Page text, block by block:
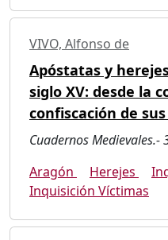
VIVO, Alfonso de
Apóstatas y
siglo XV: desde la
confiscación de
Cuadernos Medievales.-
Aragón
Herejes
Inquisición Víctimas